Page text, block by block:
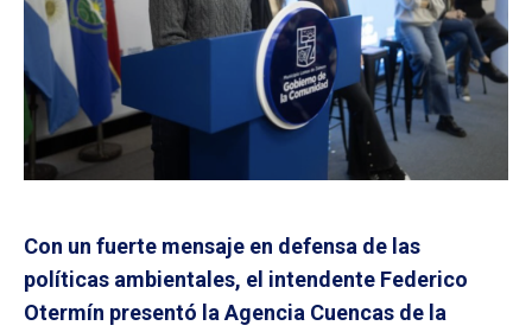
Con un fuerte mensaje en defensa de las
políticas ambientales, el intendente Federico
Otermín presentó la Agencia Cuencas de la